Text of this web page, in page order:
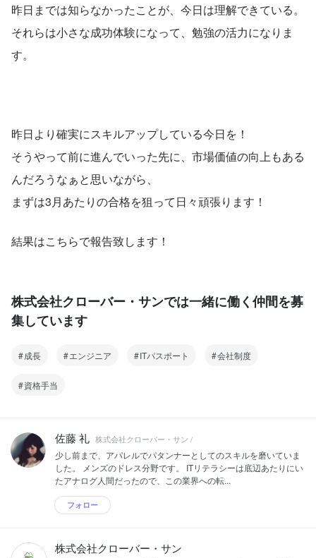
昨日までは知らなかったことが、今日は理解できている。
それらは小さな成功体験になって、勉強の活力になりま
す。
昨日より確実にスキルアップしている今日を！
そうやって前に進んでいった先に、市場価値の向上もある
んだろうなぁと思いながら、
まずは3月あたりの合格を狙って日々頑張ります！
結果はこちらで報告致します！
株式会社クローバー・サンでは一緒に働く仲間を募
集しています
成長 エンジニア ITパスポート 会社制度
資格手当
佐藤 礼 株式会社クローバー・サン /
少し前まで、アパレルでパタンナーとしてのスキルを磨いていま
した。 メンズのドレス分野です。 ITリテラシーは底辺あたりにい
たアナログ人間だったので、この業界への転...
フォロー
株式会社クローバー・サン